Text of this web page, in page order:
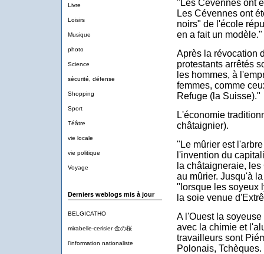
Livre
Loisirs
Musique
photo
Science
sécurité, défense
Shopping
Sport
Téâtre
vie locale
vie politique
Voyage
Derniers weblogs mis à jour
BELGICATHO
mirabelle-cerisier 金の桜
l'information nationaliste
"Les Cévennes ont
Les Cévennes ont
noirs" de l'école
en a fait un modèle."
Après la révocation
protestants arrêtés
les hommes, à
femmes, comme
Refuge (la Suisse)."
L'économie
châtaignier).
"Le mûrier est
l'invention du
la châtaigneraie,
au mûrier. Jusqu'à
"lorsque les soyeux
la soie venue
A l'Ouest la
avec la chimie et
travailleurs sont
Polonais, Tchèques.